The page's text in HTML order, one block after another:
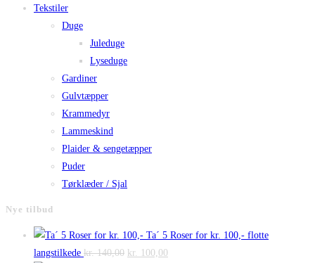
Tekstiler
Duge
Juleduge
Lyseduge
Gardiner
Gulvtæpper
Krammedyr
Lammeskind
Plaider & sengetæpper
Puder
Tørklæder / Sjal
Nye tilbud
Ta´ 5 Roser for kr. 100,- flotte
langstilkede kr.140,00 Den
kr. 100,00